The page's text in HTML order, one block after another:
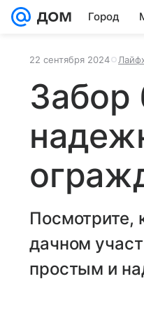
Город
22 сентября 2024
Забор
Посмотрите,
дачном
простым и